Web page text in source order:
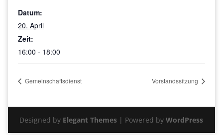
Datum:
20. April
Zeit:
16:00 - 18:00
Gemeinschaftsdienst Vorstandssitzung
Designed by Elegant Themes | Powered byWordPress